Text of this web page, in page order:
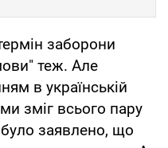
заборони
теж. Але
в українській
зміг всього пару
заявлено, що